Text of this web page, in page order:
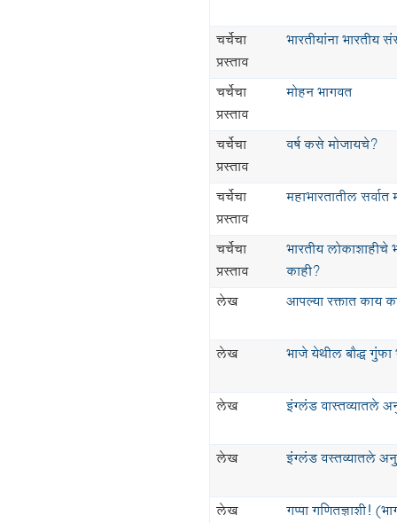
चर्चेचा
प्रस्ताव
भारतीयांना भारतीय
चर्चेचा
प्रस्ताव
मोहन भागवत
चर्चेचा
प्रस्ताव
वर्ष कसे मोजायचे?
चर्चेचा
प्रस्ताव
महाभारतातील सर्वात
चर्चेचा
प्रस्ताव
भारतीय
काही?
लेख
आपल्या रक्तात काय
लेख भाजे येथील बौद्ध गुंफा
लेख इंग्लंड वास्तव्यातले
लेख इंग्लंड वस्तव्यातले
लेख गप्पा गणितज्ञाशी!